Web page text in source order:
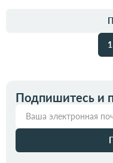
1
Подпишитесь и